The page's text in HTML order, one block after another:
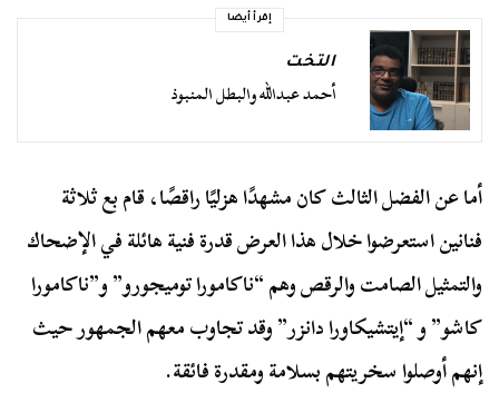
إقرأ أيضا
التخت
أحمد عبدالله والبطل المنبوذ
أما عن الفضل الثالث كان مشهدًا هزليًا راقصًا، قام بع ثلاثة
فنانين استعرضوا خلال هذا العرض قدرة فنية هائلة في الإضحاك
والتمثيل الصامت والرقص وهم “ناكامورا توميجورو” و”ناكامورا
كاشو” و “إيتشيكاورا دانزر” وقد تجاوب معهم الجمهور حيث
إنهم أوصلوا سخريتهم بسلامة ومقدرة فائقة.